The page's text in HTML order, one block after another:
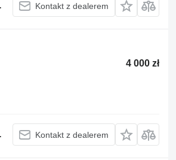
Kontakt z dealerem
4 000 zł
Kontakt z dealerem